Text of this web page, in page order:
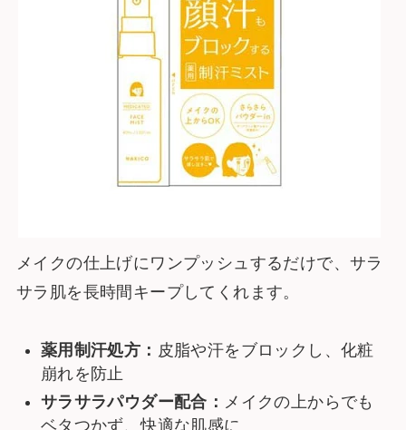
メイクの仕上げにワンプッシュするだけで、サラ
サラ肌を長時間キープしてくれます。
薬用制汗処方： 皮脂や汗をブロックし、化粧
崩れを防止
サラサラパウダー配合： メイクの上からでも
ベタつかず、快適な肌感に